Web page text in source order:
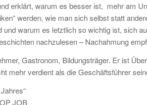
erklärt, warum es besser ist, mehr am
werden, wie man sich selbst statt
und warum es letztlich so wichtig ist, sich
nachzulesen – Nachahmung
Gastronom, Bildungsträger. Er ist
mehr verdient als die Geschäftsführer
JOB